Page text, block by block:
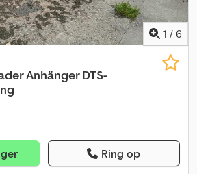
1 / 6
Anhänger DTS-
Ring op